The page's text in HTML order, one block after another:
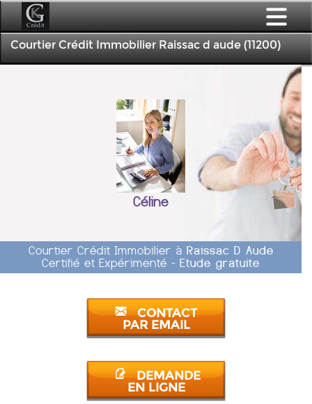
Courtier Crédit Immobilier Raissac d aude (11200)
Céline
Courtier Crédit Immobilier à Raissac D Aude
Certifié et Expérimenté - Etude gratuite
CONTACT
PAR EMAIL
DEMANDE
EN LIGNE